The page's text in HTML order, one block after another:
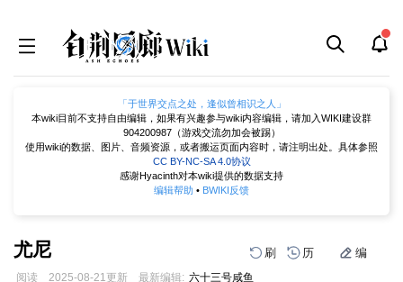
「于世界交点之处，逢似曾相识之人」
本wiki目前不支持自由编辑，如果有兴趣参与wiki内容编辑，请加入WIKI建设群
904200987（游戏交流勿加会被踢）
使用wiki的数据、图片、音频资源，或者搬运页面内容时，请注明出处。具体参照
CC BY-NC-SA 4.0协议
感谢Hyacinth对本wiki提供的数据支持
编辑帮助 • BWIKI反馈
尤尼 刷 历 编
阅读 2025-08-21更新 最新编辑: 六十三号咸鱼